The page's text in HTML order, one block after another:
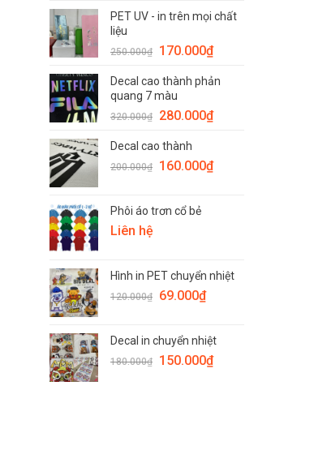
PET UV - in trên mọi chất
liệu
250.000₫ 170.000₫
Decal cao thành phản
quang 7 màu
320.000₫ 280.000₫
Decal cao thành
200.000₫ 160.000₫
Phôi áo trơn cổ bẻ
Liên hệ
Hình in PET chuyển nhiệt
120.000₫ 69.000₫
Decal in chuyển nhiệt
180.000₫ 150.000₫